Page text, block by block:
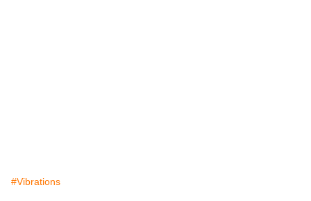
#Vibrations